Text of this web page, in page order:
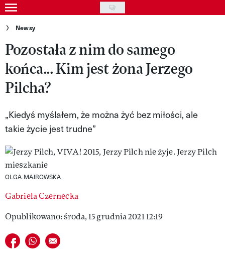
Skip
to
content
Gwiazdy
Ludzie
Moda
Uroda
Styl życia
Kultura
Wideo
Nasze akcje
VIVA!ART
VIVA!MODA
VIVA!LIFESTYLE
Newsy
Pozostała z nim do samego
końca... Kim jest żona Jerzego
Pilcha?
„Kiedyś myślałem, że można żyć bez miłości, ale
takie życie jest trudne”
OLGA MAJROWSKA
Gabriela Czernecka
Opublikowano: środa, 15 grudnia 2021 12:19
Udostępnij na facebook
Udostępnij na whatsapp
E-mail do przyjaciela